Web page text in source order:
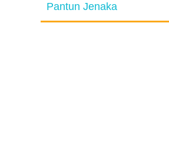
Pantun Jenaka